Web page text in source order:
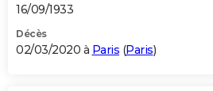
16/09/1933
Décès
02/03/2020 à Paris (Paris)